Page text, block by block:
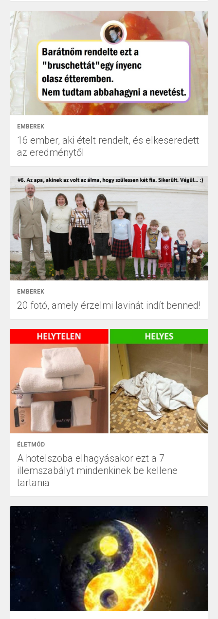
EMBEREK
16 ember, aki ételt rendelt, és elkeseredett
az eredménytől
EMBEREK
20 fotó, amely érzelmi lavinát indít benned!
ÉLETMÓD
A hotelszoba elhagyásakor ezt a 7
illemszabályt mindenkinek be kellene
tartania